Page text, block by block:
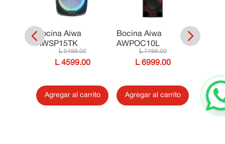
Bocina Aiwa
AWSP15TK
5499.00
4599.00
Agregar al carrito
Bocina Aiwa
AWPOC10L
7499.00
6999.00
Agregar al carrito
Bocina